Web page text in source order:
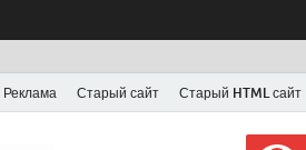
Реклама Старый сайт Старый HTML сайт